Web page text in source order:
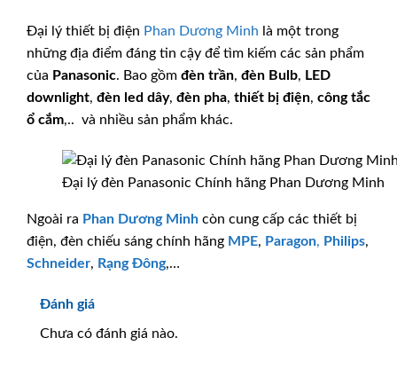
Đại lý thiết bị điện Phan Dương Minh là một trong
những địa điểm đáng tin cậy để tìm kiếm các sản phẩm
của Panasonic. Bao gồm đèn trần, đèn Bulb, LED
downlight, đèn led dây, đèn pha, thiết bị điện, công tắc
ổ cắm,.. và nhiều sản phẩm khác.
Đại lý đèn Panasonic Chính hãng Phan Dương Minh
Ngoài ra Phan Dương Minh còn cung cấp các thiết bị
điện, đèn chiếu sáng chính hãng MPE, Paragon, Philips,
Schneider, Rạng Đông,…
Đánh giá
Chưa có đánh giá nào.